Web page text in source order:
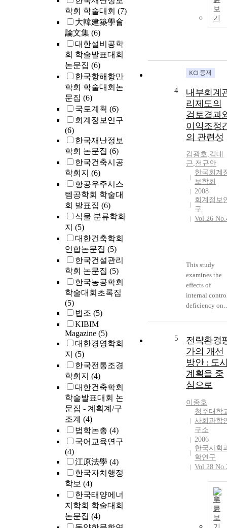
학회 학술대회 (7)
大韓建築學會
論文集 (6)
대한설비공학
회 학술발표대회
논문집 (6)
한국항해항만
학회 학술대회논
문집 (6)
국토계획 (6)
회계정보연구
(6)
한국재난정보
학회 논문집 (6)
한국건축시공
학회지 (6)
항공우주시스
템공학회 학술대
회 발표집 (6)
식물 분류학회
지 (5)
대한건축학회
연합논문집 (5)
한국건설관리
학회 논문집 (5)
한국농공학회
학술대회초록집
(5)
법조 (5)
KIBIM
Magazine (5)
대한경영학회
지 (5)
한국전통조경
학회지 (4)
대한건축학회
학술발표대회 논
문집 - 계획계/구
조계 (4)
법학논총 (4)
국어교육연구
(4)
江原法學 (4)
한국자치행정
학보 (4)
한국태양에너
지학회 학술대회
논문집 (4)
보
기
4
내부회계
리제도의
검토결과
이익조정
의 관련성
김광호,김대
근,전규안
한국회계
보학회
2008
회계정보
구
Vol.26
This study
examines the
effects of
internal
deficiency on
The research
samples are
internal
review reports
of the
KOSPI(Korea
Stock Price
Index) and
Securities
Dealers
Automated
Quotation)
companies for
the years of
2006 and
Followings are
5
전략환경
가의 개선
방안 : 도
계획을 중
심으로
이종호
청주대학
사회과학
구소
2006
한국사회
학연구
Vol.28
원
문
보